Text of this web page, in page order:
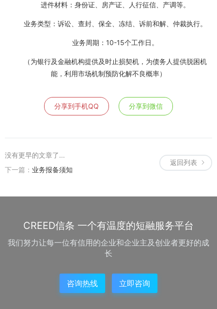
进件材料：身份证、房产证、人行征信、产调等。
业务类型：诉讼、查封、保全、冻结、诉前和解、仲裁执行。
业务周期：10-15个工作日。
（为银行及金融机构提供及时止损契机，为债务人提供脱困机
能，利用市场机制预防化解不良概率）
分享到手机QQ 分享到微信
返回列表
没有更早的文章了...
下一篇： 业务报备须知
CREED信条 一个有温度的短融服务平台
我们努力让每一位有信用的企业和企业主及创业者更好的成
长
咨询热线 立即咨询